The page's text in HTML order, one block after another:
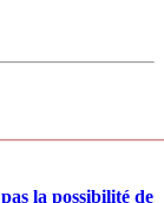
pas la possibilité de